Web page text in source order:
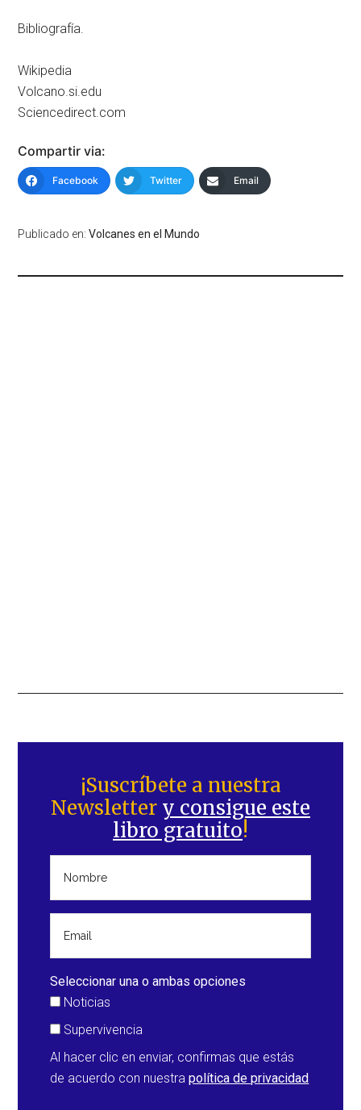
Bibliografía.
Wikipedia
Volcano.si.edu
Sciencedirect.com
Compartir via:
Facebook Twitter Email
Publicado en:Volcanes en el Mundo
lateral
principal
¡Suscríbete a nuestra
Newsletter y consigue este
libro gratuito!
Seleccionar una o ambas opciones
Noticias
Supervivencia
Al hacer clic en enviar, confirmas que estás
de acuerdo con nuestrapolítica de privacidad